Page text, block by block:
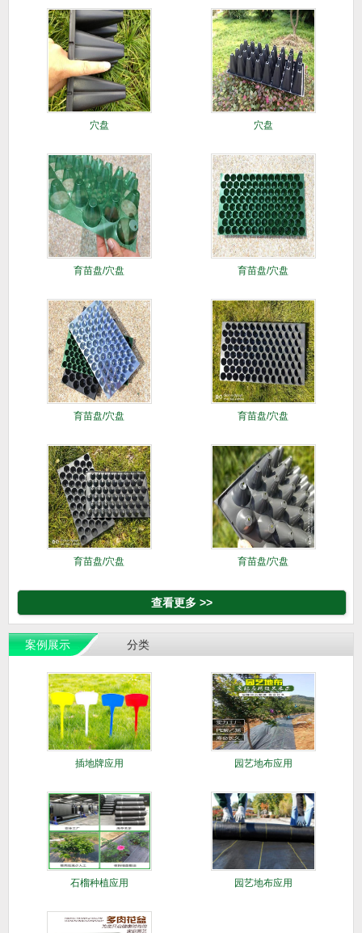
穴盘 穴盘
育苗盘/穴盘 育苗盘/穴盘
育苗盘/穴盘 育苗盘/穴盘
育苗盘/穴盘 育苗盘/穴盘
查看更多 >>
案例展示 分类
插地牌应用 园艺地布应用
石榴种植应用 园艺地布应用